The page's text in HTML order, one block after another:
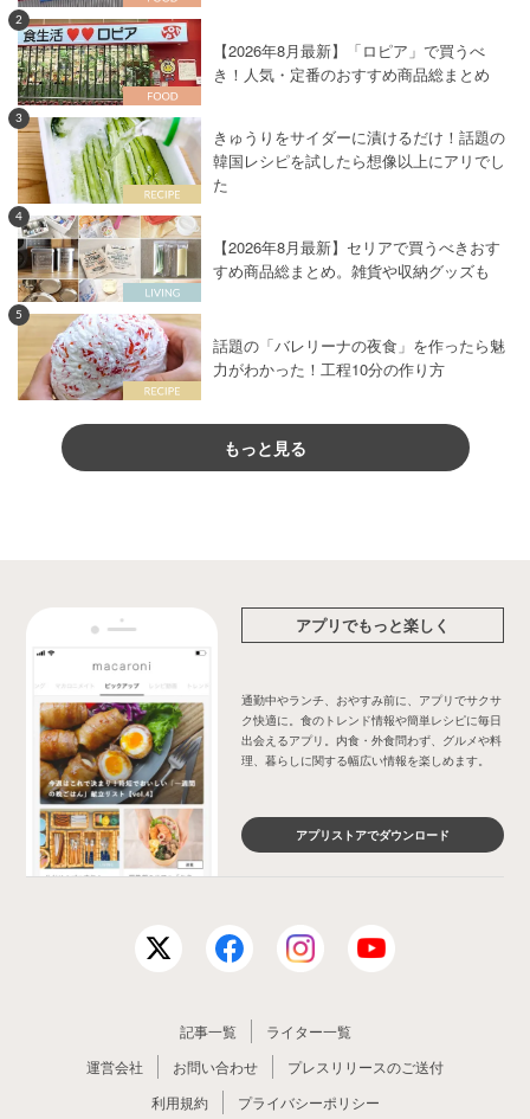
2
【2026年8月最新】「ロピア」で買うべ
き！人気・定番のおすすめ商品総まとめ
3
きゅうりをサイダーに漬けるだけ！話題の
韓国レシピを試したら想像以上にアリでし
た
4
【2026年8月最新】セリアで買うべきおす
すめ商品総まとめ。雑貨や収納グッズも
5
話題の「バレリーナの夜食」を作ったら魅
力がわかった！工程10分の作り方
もっと見る
アプリでもっと楽しく
通勤中やランチ、おやすみ前に、アプリでサクサ
ク快適に。食のトレンド情報や簡単レシピに毎日
出会えるアプリ。内食・外食問わず、グルメや料
理、暮らしに関する幅広い情報を楽しめます。
アプリストアでダウンロード
記事一覧
ライター一覧
運営会社
お問い合わせ
プレスリリースのご送付
利用規約
プライバシーポリシー